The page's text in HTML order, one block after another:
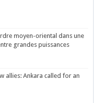
moyen-oriental dans une
grandes puissances
allies: Ankara called for an